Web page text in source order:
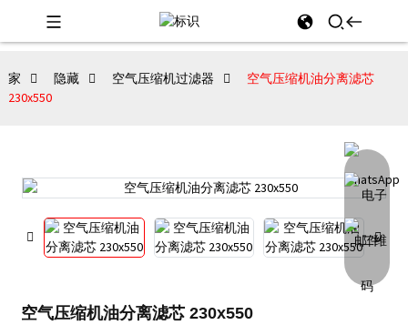
家 隐藏 空气压缩机过滤器
空气压缩机油分离滤芯
230x550
空气压缩机油分离滤芯 230x550